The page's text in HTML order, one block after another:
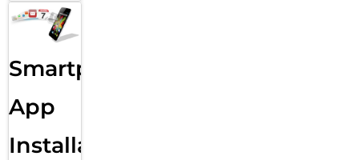
Smartphone
App
Installation